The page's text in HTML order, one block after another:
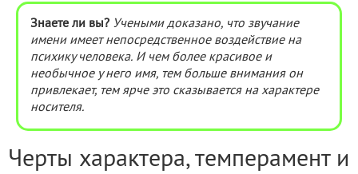
Знаете ли вы? Учеными доказано, что звучание
имени имеет непосредственное воздействие на
психику человека. И чем более красивое и
необычное у него имя, тем больше внимания он
привлекает, тем ярче это сказывается на характере
носителя.
Черты характера, темперамент и